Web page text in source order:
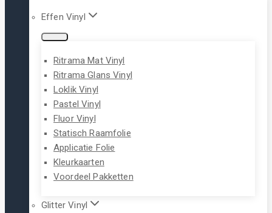
Effen Vinyl
Ritrama Mat Vinyl
Ritrama Glans Vinyl
Loklik Vinyl
Pastel Vinyl
Fluor Vinyl
Statisch Raamfolie
Applicatie Folie
Kleurkaarten
Voordeel Pakketten
Glitter Vinyl